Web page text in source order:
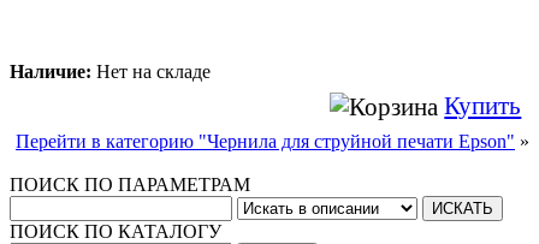
Наличие: Нет на складе
Купить
Перейти в категорию "Чернила для струйной печати Epson" »
ПОИСК ПО ПАРАМЕТРАМ
ПОИСК ПО КАТАЛОГУ